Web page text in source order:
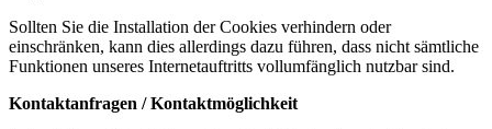
Sollten Sie die Installation der Cookies verhindern oder
einschränken, kann dies allerdings dazu führen, dass nicht sämtliche
Funktionen unseres Internetauftritts vollumfänglich nutzbar sind.
Kontaktanfragen / Kontaktmöglichkeit